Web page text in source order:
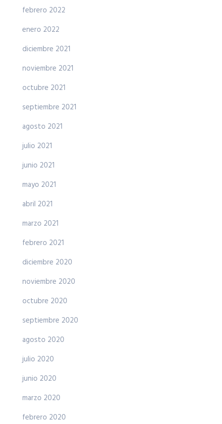
febrero 2022
enero 2022
diciembre 2021
noviembre 2021
octubre 2021
septiembre 2021
agosto 2021
julio 2021
junio 2021
mayo 2021
abril 2021
marzo 2021
febrero 2021
diciembre 2020
noviembre 2020
octubre 2020
septiembre 2020
agosto 2020
julio 2020
junio 2020
marzo 2020
febrero 2020